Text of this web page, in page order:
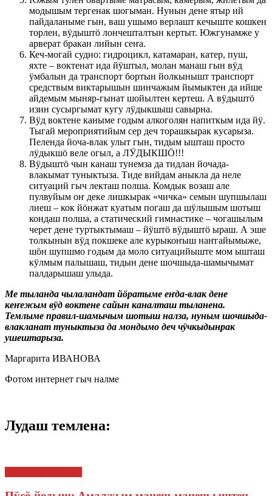
модышым тергенак шогыман. Нунын дене ятыр ий
пайдаланыме гын, ваш ушымо верлашт кечыште кошкен
торлен, вӱдыштӧ лончешталтын кертыт. Южгунамже у
арверат бракан лийын сеҥа.
Кеч-могай судно: гидроцикл, катамаран, катер, пуш,
яхте – воктенат ида йӱштыл, молан манаш гын вӱд
ӱмбалын да транспорт бортын йолкынышт транспорт
средствым виктарышын шинчажым йымыктен да ийше
айдемым мыняр-гынат шойылтен кертеш. А вӱдыштӧ
изин сусыргымат кугу лӱдыкшыш савырна.
Вӱд воктене каныме годым алкоголян напиткым ида йӱ.
Тыгай мероприятийым сер деч торашкырак кусарыза.
Пеленда йоча-влак улыт гын, тидым ышташ просто
лӱдыкшӧ веле огыл, а ЛӰДЫКШӦ!!!
Вӱдыштӧ чын канаш тунемза да тидлан йочада-
влакымат туныктыза. Тиде вийдам аныкла да неле
ситуаций гыч лекташ полша. Комдык возаш але
пулвуйым оҥ деке лишкырак «чичка» семын шупшылаш
лиеш – кок йӧнжат куатым погаш да шӱлышым шотыш
кондаш полша, а статический гимнастике – чогашылым
черет дене туртыктымаш – йӱштӧ вӱдыштӧ ыраш. А эше
толкынын вӱд покшеке але курыкоҥыш наҥгайымыже,
шӧн шупшмо годым да моло ситуацийыште мом ышташ
кӱлмым палышаш, тидын дене шочшыда-шамычымат
палдарышаш улыда.
Ме тыланда чылаландат йӧратыме еҥда-влак дене
кеҥежым вӱд воктене сайын каналташ тыланена.
Темлыме правил-шамычым шотыш налза, нуным шочшыда-
влакланат туныктыза да мондымо деч чӱчкыдынрак
ушештарыза.
Маргарита ИВАНОВА
Фотом интернет гыч налме
Лудаш темлена: